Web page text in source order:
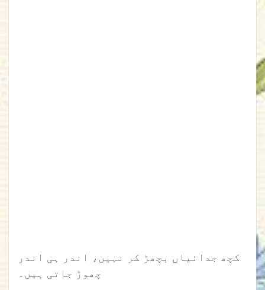
کچھ جدائیاں بچھڑ کر نہیں، اندر ہی اندر
چھوڑ جاتی ہیں۔